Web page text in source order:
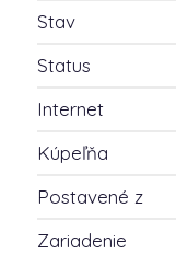
Stav
Status
Internet
Kúpeľňa
Postavené z
Zariadenie